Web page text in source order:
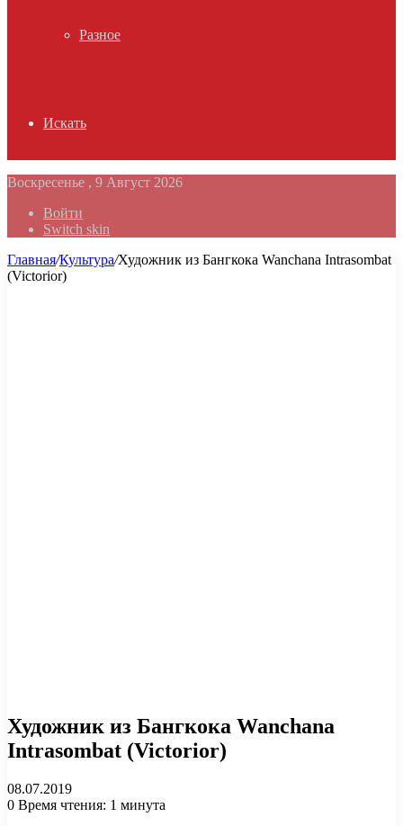
Разное
Искать
Воскресенье , 9 Август 2026
Войти
Switch skin
Главная/Культура/Художник из Бангкока Wanchana Intrasombat
(Victorior)
Художник из Бангкока Wanchana
Intrasombat (Victorior)
08.07.2019
0 Время чтения: 1 минута